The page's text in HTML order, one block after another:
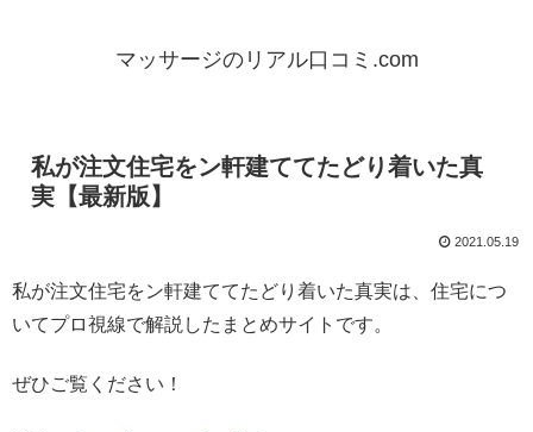
マッサージのリアル口コミ.com
私が注文住宅をン軒建ててたどり着いた真
実【最新版】
2021.05.19
私が注文住宅をン軒建ててたどり着いた真実は、住宅につ
いてプロ視線で解説したまとめサイトです。
ぜひご覧ください！